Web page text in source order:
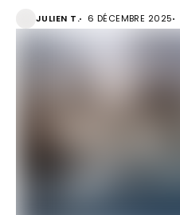
JULIEN T. 6 DÉCEMBRE 2025